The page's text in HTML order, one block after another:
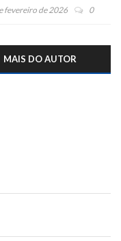
fevereiro de 2026 0
MAIS DO AUTOR